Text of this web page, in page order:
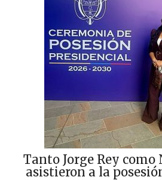
Tanto Jorge Rey como
asistieron a la